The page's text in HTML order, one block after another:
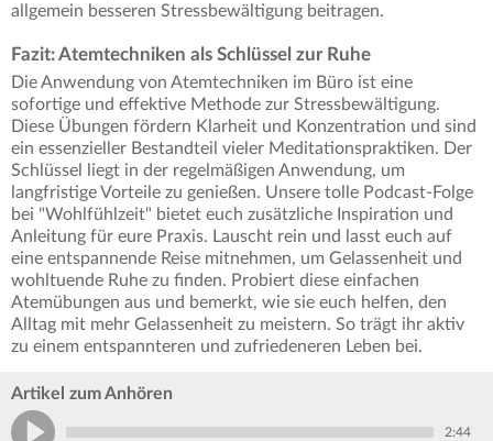
allgemein besseren Stressbewältigung beitragen.
Fazit: Atemtechniken als Schlüssel zur Ruhe
Die Anwendung von Atemtechniken im Büro ist eine
sofortige und effektive Methode zur Stressbewältigung.
Diese Übungen fördern Klarheit und Konzentration und sind
ein essenzieller Bestandteil vieler Meditationspraktiken. Der
Schlüssel liegt in der regelmäßigen Anwendung, um
langfristige Vorteile zu genießen. Unsere tolle Podcast-Folge
bei "Wohlfühlzeit" bietet euch zusätzliche Inspiration und
Anleitung für eure Praxis. Lauscht rein und lasst euch auf
eine entspannende Reise mitnehmen, um Gelassenheit und
wohltuende Ruhe zu finden. Probiert diese einfachen
Atemübungen aus und bemerkt, wie sie euch helfen, den
Alltag mit mehr Gelassenheit zu meistern. So trägt ihr aktiv
zu einem entspannteren und zufriedeneren Leben bei.
Artikel zum Anhören
2:44